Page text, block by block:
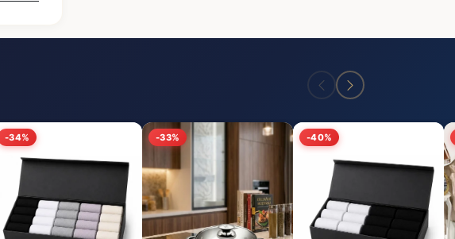
-34% -33% -40%